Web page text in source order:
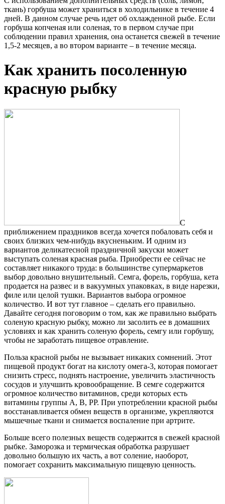
ткань) горбуша может храниться в холодильнике в течение 4
дней. В данном случае речь идет об охлажденной рыбе. Если
горбуша копченая или соленая, то в первом случае при
соблюдении правил хранения, она останется свежей в течение
1,5-2 месяцев, а во втором варианте – в течение месяца.
Как хранить посоленную
красную рыбку
С
приближением праздников всегда хочется побаловать себя и
своих близких чем-нибудь вкусненьким. И одним из
вариантов деликатесной праздничной закуски может
выступать соленая красная рыба. Приобрести ее сейчас не
составляет никакого труда: в большинстве супермаркетов
выбор довольно внушительный. Семга, форель, горбуша, кета
продается на развес и в вакуумных упаковках, в виде нарезки,
филе или целой тушки. Вариантов выбора огромное
количество. И вот тут главное – сделать его правильно.
Давайте сегодня поговорим о том, как же правильно выбрать
соленую красную рыбку, можно ли засолить ее в домашних
условиях и как хранить соленую форель, семгу или горбушу,
чтобы не заработать пищевое отравление.
Польза красной рыбы не вызывает никаких сомнений. Этот
пищевой продукт богат на кислоту омега-3, которая помогает
снизить стресс, поднять настроение, увеличить эластичность
сосудов и улучшить кровообращение. В семге содержится
огромное количество витаминов, среди которых есть
витамины группы А, В, РР. При употреблении красной рыбы
восстанавливается обмен веществ в организме, укрепляются
мышечные ткани и снимается воспаление при артрите.
Больше всего полезных веществ содержится в свежей красной
рыбке. Заморозка и термическая обработка разрушает
довольно большую их часть, а вот соление, наоборот,
помогает сохранить максимальную пищевую ценность.